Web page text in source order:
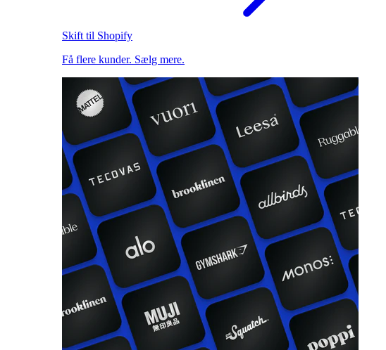
Skift til Shopify
Få flere kunder. Sælg mere.